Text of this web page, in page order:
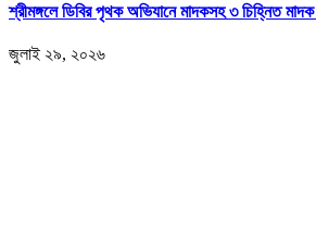
শ্রীমঙ্গলে ডিবির পৃথক অভিযানে মাদকসহ ৩ চিহ্নিত মাদক
জুলাই ২৯, ২০২৬